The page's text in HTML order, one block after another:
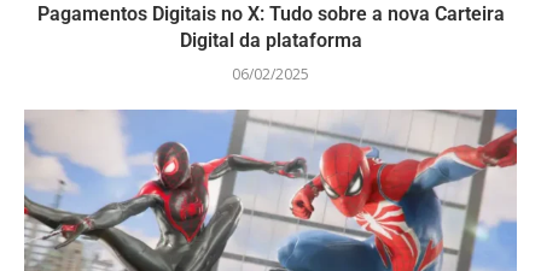
Pagamentos Digitais no X: Tudo sobre a nova Carteira
Digital da plataforma
06/02/2025